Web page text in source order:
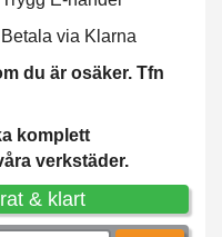
Betala via Klarna
du är osäker. Tfn
komplett
verkstäder.
& klart